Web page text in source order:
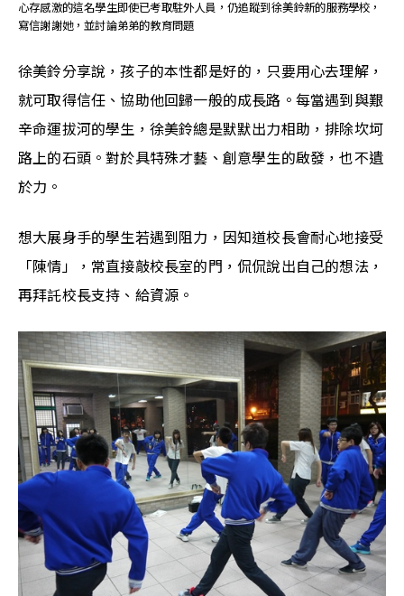
心存感激的這名學生即使已考取駐外人員，仍追蹤到徐美鈴新的服務學校，
寫信謝謝她，並討論弟弟的教育問題
徐美鈴分享說，孩子的本性都是好的，只要用心去理解，
就可取得信任、協助他回歸一般的成長路。每當遇到與艱
辛命運拔河的學生，徐美鈴總是默默出力相助，排除坎坷
路上的石頭。對於具特殊才藝、創意學生的啟發，也不遺
於力。
想大展身手的學生若遇到阻力，因知道校長會耐心地接受
「陳情」，常直接敲校長室的門，侃侃說出自己的想法，
再拜託校長支持、給資源。